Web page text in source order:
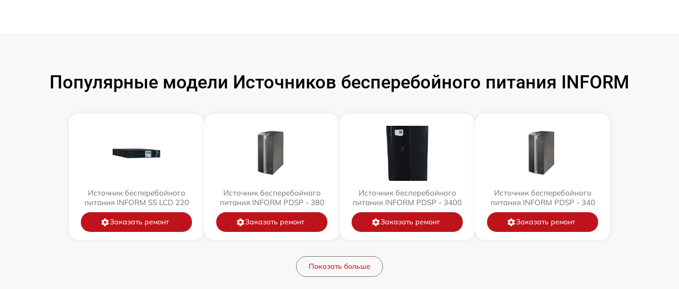
Популярные модели Источников бесперебойного питания INFORM
Источник бесперебойного
питания INFORM SS LCD 220
Заказать ремонт
Источник бесперебойного
питания INFORM PDSP - 380
Заказать ремонт
Источник бесперебойного
питания INFORM PDSP - 3400
Заказать ремонт
Источник бесперебойного
питания INFORM PDSP - 340
Заказать ремонт
Показать больше